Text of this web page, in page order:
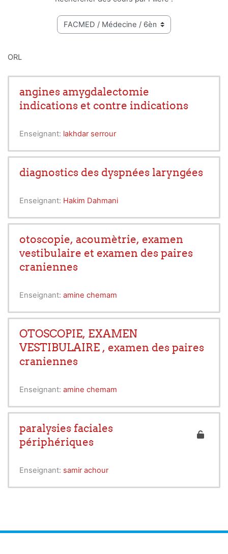
ORL
angines amygdalectomie
indications et contre indications
Enseignant: lakhdar serrour
diagnostics des dyspnées laryngées
Enseignant: Hakim Dahmani
otoscopie, acoumètrie, examen
vestibulaire et examen des paires
craniennes
Enseignant: amine chemam
OTOSCOPIE, EXAMEN
VESTIBULAIRE , examen des paires
craniennes
Enseignant: amine chemam
paralysies faciales
périphériques
Enseignant: samir achour